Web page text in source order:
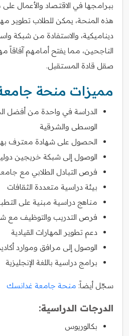
ببرامجها في الاقتصاد والأعمال
هذه المنحة، يمكن للطلاب تطوير
ديناميكية، والاستفادة من شبكة
الناجحين، مما يفتح أمامهم آفاقاً
صقل قادة المستقبل.
مميزات منحة
الدراسة في واحدة من أفضل
الوسطى والشرقية
الحصول على شهادة معترف بها
الوصول إلى شبكة خريجين
فرص التبادل الطلابي مع
بيئة دراسية متعددة الثقافات
مناهج دراسية مبنية على
فرص التدريب والتوظيف مع
دعم تطوير المهارات القيادية
الوصول إلى مرافق وموارد
برامج دراسية باللغة الإنجليزية
سجّل أيضاً: منحة جامعة غدانسك
الدرجات الدراسية:
بكالوريوس